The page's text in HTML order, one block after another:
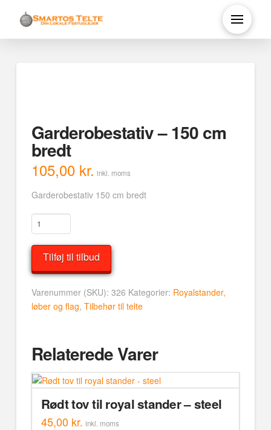
Garderobestativ – 150 cm
bredt
105,00 kr. inkl. moms
Garderobestativ 150 cm bredt
Garderobestativ
-
150
bredt
antal
Tilføj til tilbud
Varenummer (SKU): 326 Kategorier: Royalstander,
løber og flag, Tilbehør til telte
Relaterede Varer
Rødt tov til royal stander – steel
45,00 kr. inkl. moms